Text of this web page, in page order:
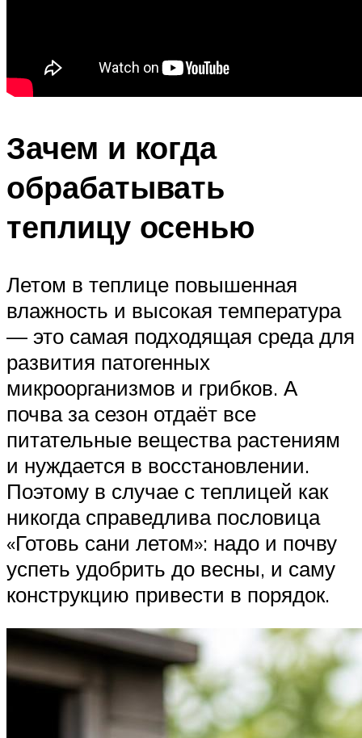
Зачем и когда
обрабатывать
теплицу осенью
Летом в теплице повышенная
влажность и высокая температура
— это самая подходящая среда для
развития патогенных
микроорганизмов и грибков. А
почва за сезон отдаёт все
питательные вещества растениям
и нуждается в восстановлении.
Поэтому в случае с теплицей как
никогда справедлива пословица
«Готовь сани летом»: надо и почву
успеть удобрить до весны, и саму
конструкцию привести в порядок.